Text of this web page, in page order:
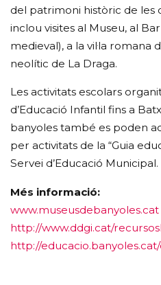
del patrimoni històric de les
inclou visites al Museu, al
medieval), a la vil·la romana
neolític de La Draga.
Les activitats escolars
d’Educació Infantil fins a
banyoles també es poden
per activitats de la “Guia
Servei d’Educació Municipal.
Més informació:
www.museusdebanyoles.cat
http://www.ddgi.cat/
http://